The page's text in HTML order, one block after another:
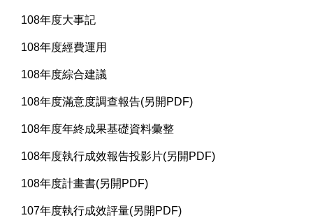
108年度大事記
108年度經費運用
108年度綜合建議
108年度滿意度調查報告(另開PDF)
108年度年終成果基礎資料彙整
108年度執行成效報告投影片(另開PDF)
108年度計畫書(另開PDF)
107年度執行成效評量(另開PDF)